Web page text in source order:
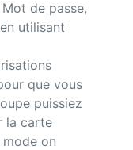
de passe,
utilisant
que vous
puissiez
la carte
on